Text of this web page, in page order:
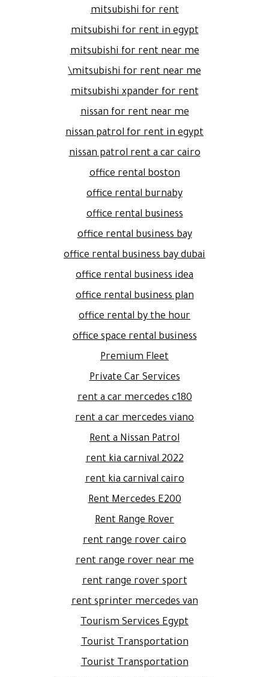
mitsubishi for rent
mitsubishi for rent in egypt
mitsubishi for rent near me
mitsubishi for rent near me\
mitsubishi xpander for rent
nissan for rent near me
nissan patrol for rent in egypt
nissan patrol rent a car cairo
office rental boston
office rental burnaby
office rental business
office rental business bay
office rental business bay dubai
office rental business idea
office rental business plan
office rental by the hour
office space rental business
Premium Fleet
Private Car Services
rent a car mercedes c180
rent a car mercedes viano
Rent a Nissan Patrol
rent kia carnival 2022
rent kia carnival cairo
Rent Mercedes E200
Rent Range Rover
rent range rover cairo
rent range rover near me
rent range rover sport
rent sprinter mercedes van
Tourism Services Egypt
Tourist Transportation
Tourist Transportation